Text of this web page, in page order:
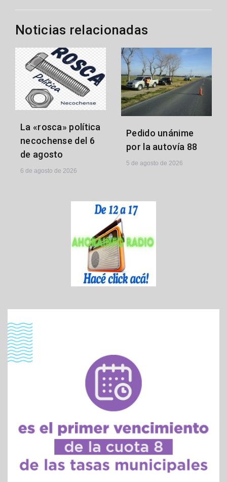
Noticias relacionadas
La «rosca» política
necochense del 6
de agosto
6 de agosto de 2026
Pedido unánime
por la autovía 88
5 de agosto de 2026